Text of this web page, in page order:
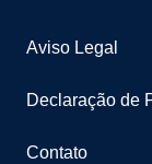
Aviso Legal
Declaração de
Contato